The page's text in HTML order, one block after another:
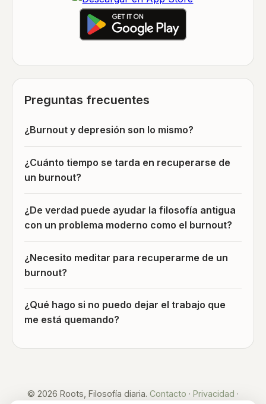
Preguntas frecuentes
¿Burnout y depresión son lo mismo?
¿Cuánto tiempo se tarda en recuperarse de
un burnout?
¿De verdad puede ayudar la filosofía antigua
con un problema moderno como el burnout?
¿Necesito meditar para recuperarme de un
burnout?
¿Qué hago si no puedo dejar el trabajo que
me está quemando?
© 2026 Roots, Filosofía diaria. Contacto · Privacidad ·